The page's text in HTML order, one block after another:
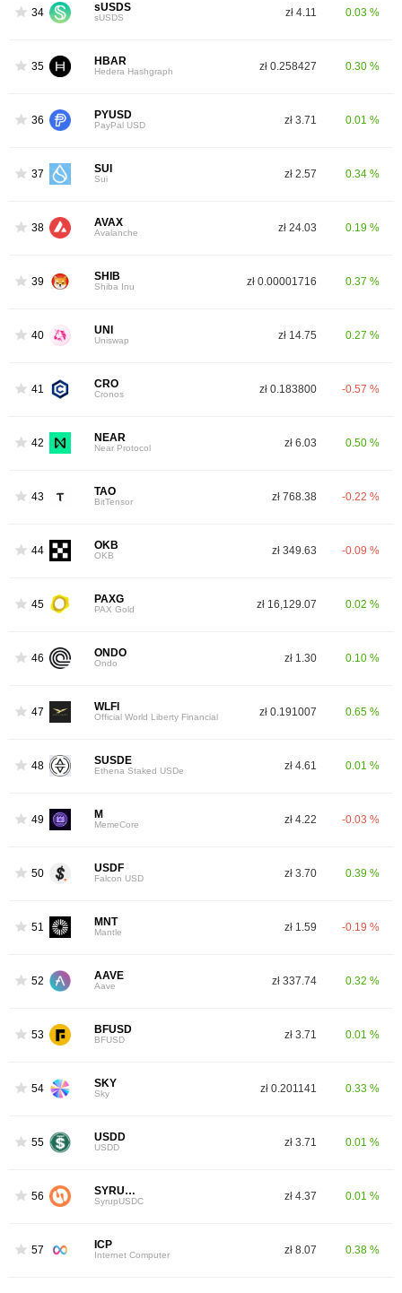
34 sUSDS
sUSDS zł 4.11 0.03 %
35 HBAR
Hedera Hashgraph zł 0.258427 0.30 %
36 PYUSD
PayPal USD zł 3.71 0.01 %
37 SUI
Sui zł 2.57 0.34 %
38 AVAX
Avalanche zł 24.03 0.19 %
39 SHIB
Shiba Inu zł 0.00001716 0.37 %
40 UNI
Uniswap zł 14.75 0.27 %
41 CRO
Cronos zł 0.183800 -0.57 %
42 NEAR
Near Protocol zł 6.03 0.50 %
43 TAO
BitTensor zł 768.38 -0.22 %
44 OKB
OKB zł 349.63 -0.09 %
45 PAXG
PAX Gold zł 16,129.07 0.02 %
46 ONDO
Ondo zł 1.30 0.10 %
47 WLFI
Official World Liberty Financial zł 0.191007 0.65 %
48 SUSDE
Ethena Staked USDe zł 4.61 0.01 %
49 M
MemeCore zł 4.22 -0.03 %
50 USDF
Falcon USD zł 3.70 0.39 %
51 MNT
Mantle zł 1.59 -0.19 %
52 AAVE
Aave zł 337.74 0.32 %
53 BFUSD
BFUSD zł 3.71 0.01 %
54 SKY
Sky zł 0.201141 0.33 %
55 USDD
USDD zł 3.71 0.01 %
56 SYRUPUSDC
SyrupUSDC zł 4.37 0.01 %
57 ICP
Internet Computer zł 8.07 0.38 %